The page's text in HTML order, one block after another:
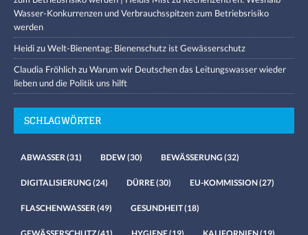
Wasser-Konkurrenzen und Verbrauchsspitzen zum Betriebsrisiko
werden
HeidizuWelt-Bienentag: Bienenschutz ist Gewässerschutz
Claudia FröhlichzuWarum wir Deutschen das Leitungswasser wieder
lieben und die Politik uns hilft
SCHLAGWÖRTER
ABWASSER (31) BDEW(30) BEWÄSSERUNG (32)
DIGITALISIERUNG (24) DÜRRE(30) EU-KOMMISSION(27)
FLASCHENWASSER (49) GESUNDHEIT(18)